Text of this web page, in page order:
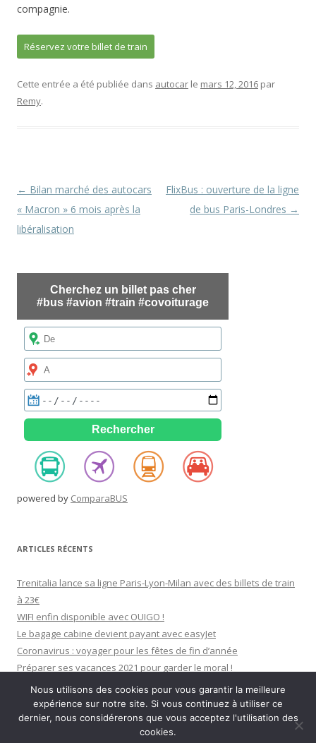
compagnie.
Réservez votre billet de train
Cette entrée a été publiée dans autocar le mars 12, 2016 par
Remy.
Navigation
des
articles
← Bilan marché des autocars
« Macron » 6 mois après la
libéralisation
FlixBus : ouverture de la ligne
de bus Paris-Londres →
powered by ComparaBUS
ARTICLES RÉCENTS
Trenitalia lance sa ligne Paris-Lyon-Milan avec des billets de train
à 23€
WIFI enfin disponible avec OUIGO !
Le bagage cabine devient payant avec easyJet
Coronavirus : voyager pour les fêtes de fin d’année
Préparer ses vacances 2021 pour garder le moral !
Nous utilisons des cookies pour vous garantir la meilleure
expérience sur notre site. Si vous continuez à utiliser ce
dernier, nous considérerons que vous acceptez l'utilisation des
cookies.